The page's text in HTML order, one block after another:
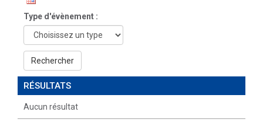
Type d'évènement :
Rechercher
RÉSULTATS
Aucun résultat